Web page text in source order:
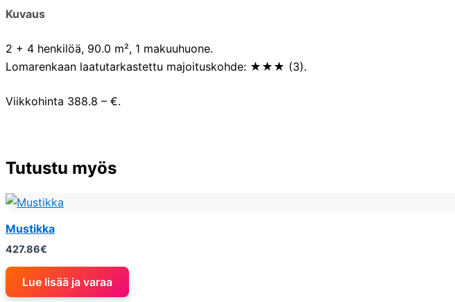
Kuvaus
2 + 4 henkilöä, 90.0 m², 1 makuuhuone.
Lomarenkaan laatutarkastettu majoituskohde: ★★★ (3).
Viikkohinta 388.8 – €.
Tutustu myös
Mustikka
427.86€
Lue lisää ja varaa